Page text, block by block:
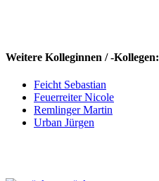
Weitere Kolleginnen / -Kollegen:
Feicht Sebastian
Feuerreiter Nicole
Remlinger Martin
Urban Jürgen